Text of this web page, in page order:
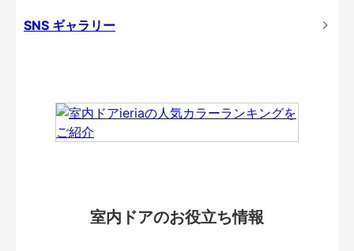
SNS ギャラリー
室内ドアのお役立ち情報